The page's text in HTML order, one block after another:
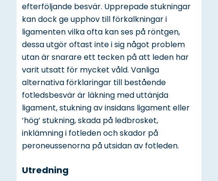
efterföljande besvär. Upprepade stukningar
kan dock ge upphov till förkalkningar i
ligamenten vilka ofta kan ses på röntgen,
dessa utgör oftast inte i sig något problem
utan är snarare ett tecken på att leden har
varit utsatt för mycket våld. Vanliga
alternativa förklaringar till bestående
fotledsbesvär är läkning med uttänjda
ligament, stukning av insidans ligament eller
’hög’ stukning, skada på ledbrosket,
inklämning i fotleden och skador på
peroneussenorna på utsidan av fotleden.
Utredning